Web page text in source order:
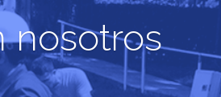
nosotros